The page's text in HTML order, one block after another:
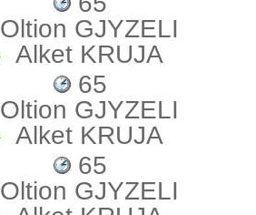
Oltion GJYZELI
Alket KRUJA
65
Oltion GJYZELI
Alket KRUJA
65
Oltion GJYZELI